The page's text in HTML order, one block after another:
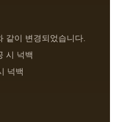
같이 변경되었습니다.
시 넉백
넉백